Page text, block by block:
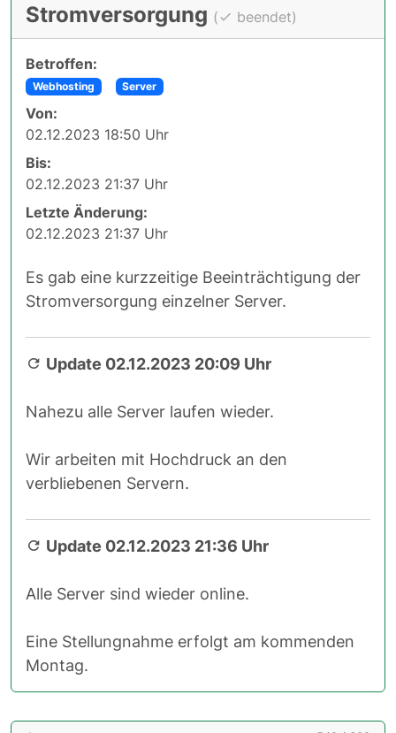
Stromversorgung ( beendet)
Betroffen:
Webhosting Server
Von:
02.12.2023 18:50 Uhr
Bis:
02.12.2023 21:37 Uhr
Letzte Änderung:
02.12.2023 21:37 Uhr
Es gab eine kurzzeitige Beeinträchtigung der
Stromversorgung einzelner Server.
Update 02.12.2023 20:09 Uhr
Nahezu alle Server laufen wieder.
Wir arbeiten mit Hochdruck an den
verbliebenen Servern.
Update 02.12.2023 21:36 Uhr
Alle Server sind wieder online.
Eine Stellungnahme erfolgt am kommenden
Montag.